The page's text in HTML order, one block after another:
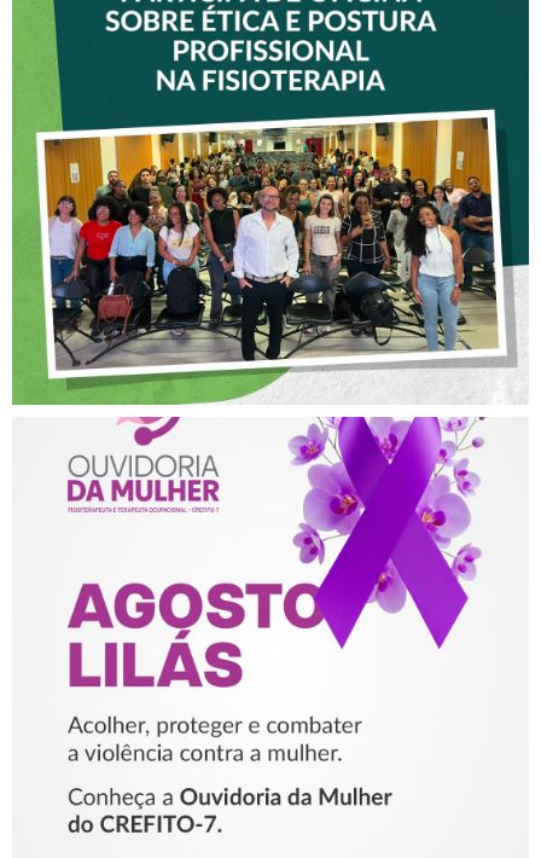
VICE-PRESIDENTE DO
CREFITO-7 PARTICIPA DE
OFICINA SOBRE ÉTICA E
POSTURA PROFISSIONAL
NA FISIOTERAPIA
AGOSTO LILÁS – ACOLHER,
PROTEGER E COMBATER A
VIOLÊNCIA CONTRA A
MULHER